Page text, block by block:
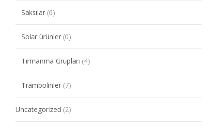
Saksılar (6)
Solar ürünler (0)
Tırmanma Grupları (4)
Trambolinler (7)
Uncategorized (2)